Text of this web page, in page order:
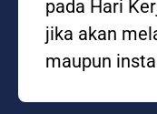
pada Hari
jika akan
maupun